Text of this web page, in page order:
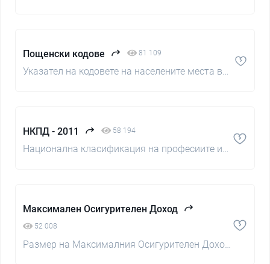
Пощенски кодове 81 109
Указател на кодовете на населените места в
НКПД - 2011 58 194
Национална класификация на професиите и
Максимален Осигурителен Доход
52 008
Размер на Максималния Осигурителен Доход